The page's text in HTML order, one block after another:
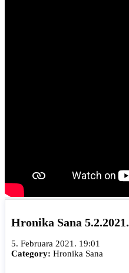
Hronika Sana 5.2.2021.
5. Februara 2021. 19:01
Category: Hronika Sana